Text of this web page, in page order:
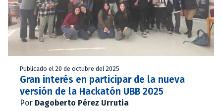
Publicado el 20 de octubre del 2025
Gran interés en participar de la nueva
versión de la Hackatón UBB 2025
Por Dagoberto Pérez Urrutia